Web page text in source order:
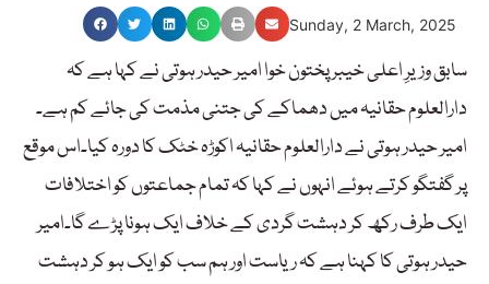
Sunday, 2 March, 2025
سابق وزیرِ اعلی خیبر پختون خوا امیر حیدر ہوتی نے کہا ہے کہ
دارالعلوم حقانیہ میں دھماکے کی جتنی مذمت کی جائے کم ہے۔
امیر حیدر ہوتی نے دارالعلوم حقانیہ اکوڑہ خٹک کا دورہ کیا۔اس موقع
پر گفتگو کرتے ہوئے انہوں نے کہا کہ تمام جماعتوں کو اختلافات
ایک طرف رکھ کر دہشت گردی کے خلاف ایک ہونا پڑے گا۔امیر
حیدر ہوتی کا کہنا ہے کہ ریاست اور ہم سب کو ایک ہو کر دہشت